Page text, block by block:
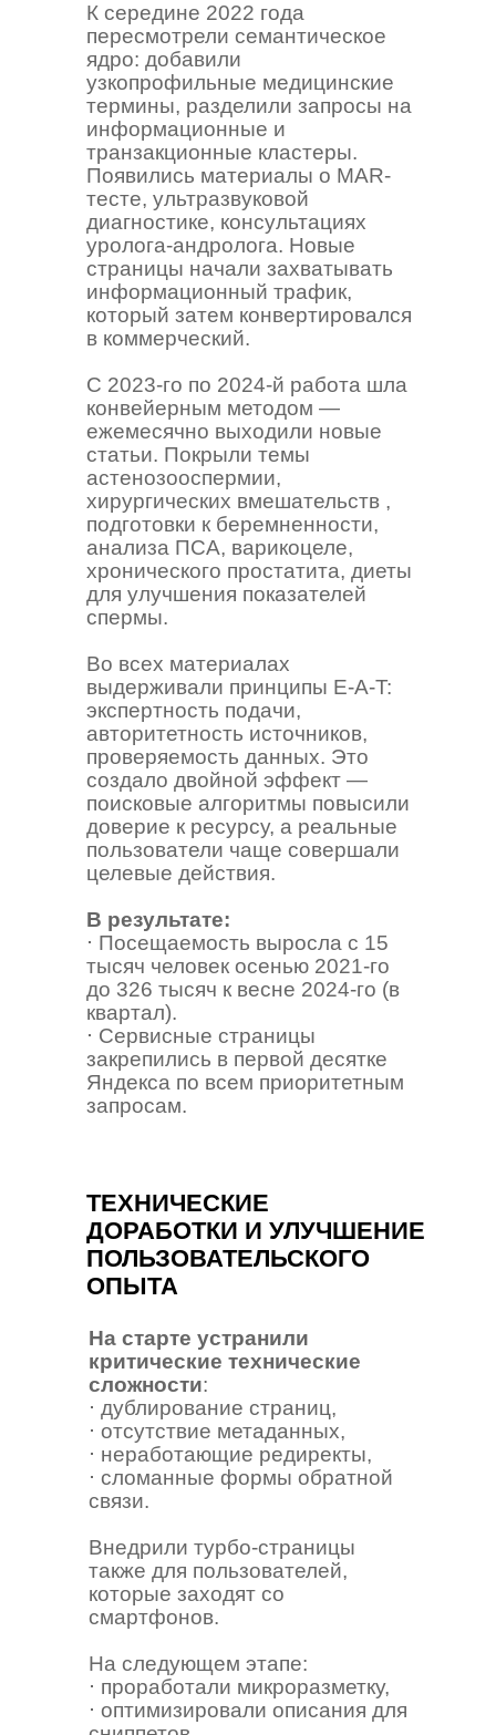
К середине 2022 года
пересмотрели семантическое
ядро: добавили
узкопрофильные медицинские
термины, разделили запросы на
информационные и
транзакционные кластеры.
Появились материалы о MAR-
тесте, ультразвуковой
диагностике, консультациях
уролога-андролога. Новые
страницы начали захватывать
информационный трафик,
который затем конвертировался
в коммерческий.
С 2023-го по 2024-й работа шла
конвейерным методом —
ежемесячно выходили новые
статьи. Покрыли темы
астенозооспермии,
хирургических вмешательств ,
подготовки к беремненности,
анализа ПСА, варикоцеле,
хронического простатита, диеты
для улучшения показателей
спермы.
Во всех материалах
выдерживали принципы E-A-T:
экспертность подачи,
авторитетность источников,
проверяемость данных. Это
создало двойной эффект —
поисковые алгоритмы повысили
доверие к ресурсу, а реальные
пользователи чаще совершали
целевые действия.
В результате:
⋅ Посещаемость выросла с 15
тысяч человек осенью 2021-го
до 326 тысяч к весне 2024-го (в
квартал).
⋅ Сервисные страницы
закрепились в первой десятке
Яндекса по всем приоритетным
запросам.
На старте устранили
критические технические
сложности:
⋅ дублирование страниц,
⋅ отсутствие метаданных,
⋅ неработающие редиректы,
⋅ сломанные формы обратной
связи.
Внедрили турбо-страницы
также для пользователей,
которые заходят со
смартфонов.
На следующем этапе:
⋅ проработали микроразметку,
⋅ оптимизировали описания для
ТЕХНИЧЕСКИЕ
ДОРАБОТКИ И УЛУЧШЕНИЕ
ПОЛЬЗОВАТЕЛЬСКОГО
ОПЫТА